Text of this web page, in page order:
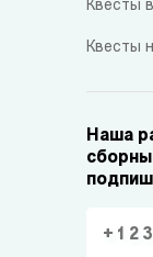
Квесты
Квесты
Наша